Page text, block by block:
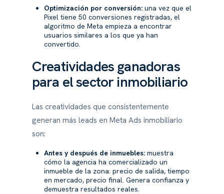
Optimización por conversión: una vez que el
Pixel tiene 50 conversiones registradas, el
algoritmo de Meta empieza a encontrar
usuarios similares a los que ya han
convertido.
Creatividades ganadoras
para el sector inmobiliario
Las creatividades que consistentemente
generan más leads en Meta Ads inmobiliario
son:
Antes y después de inmuebles: muestra
cómo la agencia ha comercializado un
inmueble de la zona: precio de salida, tiempo
en mercado, precio final. Genera confianza y
demuestra resultados reales.